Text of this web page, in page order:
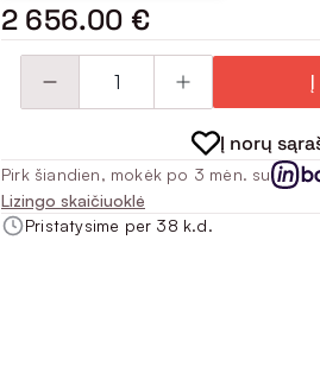
2 656.00 €
Į norų
Pirk šiandien, mokėk po 3 mėn. su
Lizingo skaičiuoklė
Pristatysime per 38 k.d.